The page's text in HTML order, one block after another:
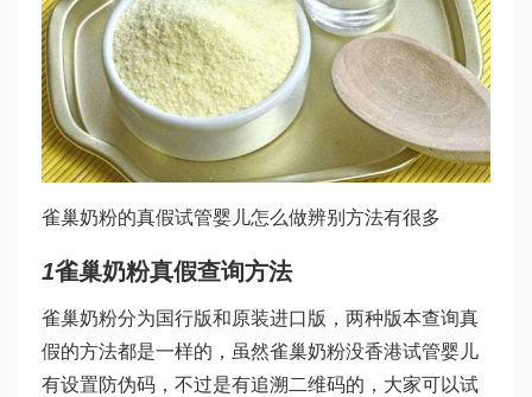
雀巢奶粉的真假试管婴儿怎么做辨别方法有很多
1雀巢奶粉真假查询方法
雀巢奶粉分为国行版和原装进口版，两种版本查询真
假的方法都是一样的，虽然雀巢奶粉没香港试管婴儿
有设置防伪码，不过是有追溯二维码的，大家可以试